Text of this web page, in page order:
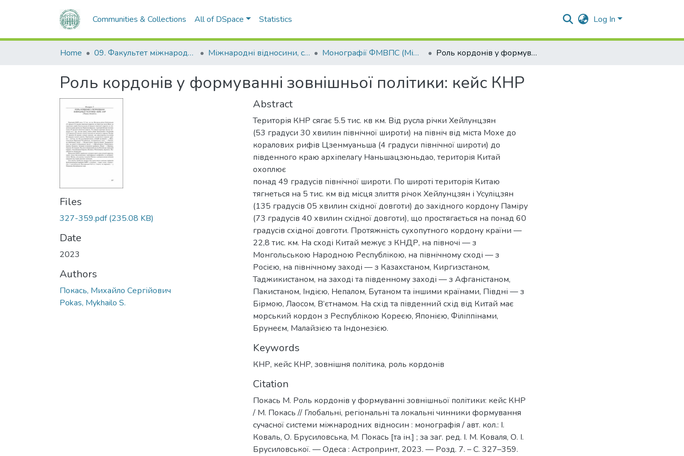
Communities & Collections All of DSpace Statistics Log In
Home 09. Факультет міжнародних відносин, політології та соціології Міжнародні відносини, суспільні комунікації та регіональні студії Монографії ФМВПС (Міжнародні відносини, суспільні комунікації та регіональні студії) Роль кордонів у формуванні зовнішньої політики: кейс КНР
Роль кордонів у формуванні зовнішньої політики: кейс КНР
Files
327-359.pdf(235.08 KB)
Date
2023
Authors
Покась, Михайло Сергійович
Pokas, Mykhailo S.
Abstract
Територія КНР сягає 5.5 тис. кв км. Від русла річки Хейлунцзян
(53 градуси 30 хвилин північної широти) на північ від міста Мохе до
коралових рифів Цзенмуаньша (4 градуси північної широти) до
південного краю архіпелагу Наньшацзюньдао, територія Китай
охоплює
понад 49 градусів північної широти. По широті територія Китаю
тягнеться на 5 тис. км від місця злиття річок Хейлунцзян і Усуліцзян
(135 градусів 05 хвилин східної довготи) до західного кордону Паміру
(73 градусів 40 хвилин східної довготи), що простягається на понад 60
градусів східної довготи. Протяжність сухопутного кордону країни —
22,8 тис. км. На сході Китай межує з КНДР, на півночі — з
Монгольською Народною Республікою, на північному сході — з
Росією, на північному заході — з Казахстаном, Киргизстаном,
Таджикистаном, на заході та південному заході — з Афганістаном,
Пакистаном, Індією, Непалом, Бутаном та іншими країнами, Півдні — з
Бірмою, Лаосом, В’єтнамом. На схід та південний схід від Китай має
морський кордон з Республікою Кореєю, Японією, Філіппінами,
Брунеєм, Малайзією та Індонезією.
Keywords
КНР, кейс КНР, зовнішня політика, роль кордонів
Citation
Покась М. Роль кордонів у формуванні зовнішньої політики: кейс КНР
/ М. Покась // Глобальні, регіональні та локальні чинники формування
сучасної системи міжнародних відносин : монографія / авт. кол.: І.
Коваль, О. Брусиловська, М. Покась [та ін.] ; за заг. ред. І. М. Коваля, О. І.
Брусиловської. — Одеса : Астропринт, 2023. — Розд. 7. – С. 327–359.